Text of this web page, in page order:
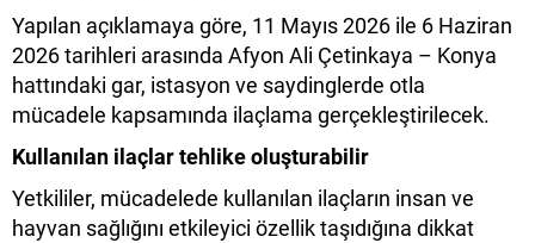
Yapılan açıklamaya göre, 11 Mayıs 2026 ile 6 Haziran
2026 tarihleri arasında Afyon Ali Çetinkaya – Konya
hattındaki gar, istasyon ve saydinglerde otla
mücadele kapsamında ilaçlama gerçekleştirilecek.
Kullanılan ilaçlar tehlike oluşturabilir
Yetkililer, mücadelede kullanılan ilaçların insan ve
hayvan sağlığını etkileyici özellik taşıdığına dikkat